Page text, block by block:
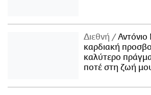
Διεθνή
Αντόνιο
καρδιακή
καλύτερο
ποτέ στη ζωή